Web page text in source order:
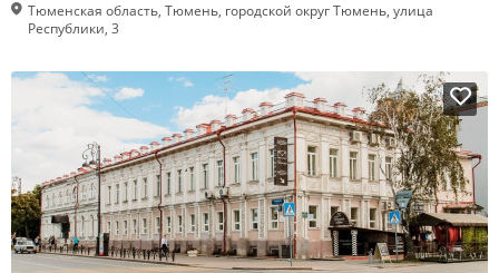
Тюменская область, Тюмень, городской округ Тюмень, улица
Республики, 3